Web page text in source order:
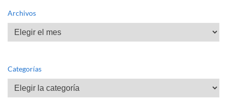
Archivos
Archivos
Categorías
Categorías